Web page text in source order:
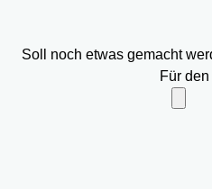
Soll noch etwas gemacht
Für